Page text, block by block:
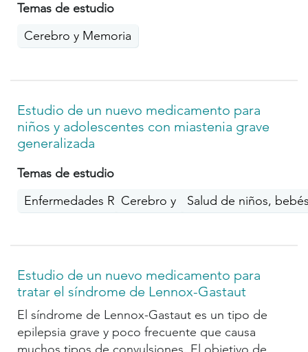
Temas de estudio
Cerebro y Memoria
Estudio de un nuevo medicamento para
niños y adolescentes con miastenia grave
generalizada
Temas de estudio
Enfermedades RarasCerebro y MemoriaSalud de niños,
Estudio de un nuevo medicamento para
tratar el síndrome de Lennox-Gastaut
El síndrome de Lennox-Gastaut es un tipo de
epilepsia grave y poco frecuente que causa